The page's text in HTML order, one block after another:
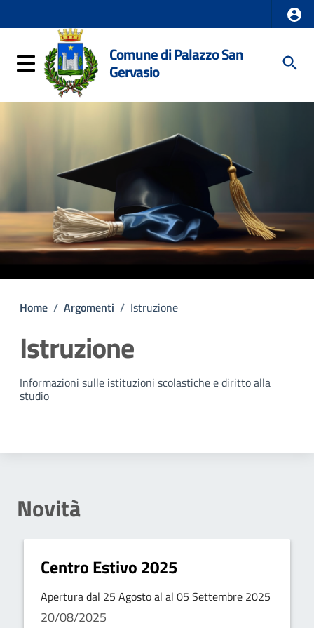
Comune di Palazzo San
Gervasio
Home / Argomenti / Istruzione
Istruzione
Dettagli della notizia
Informazioni sulle istituzioni scolastiche e diritto alla
studio
Novità
Centro Estivo 2025
Apertura dal 25 Agosto al al 05 Settembre 2025
20/08/2025